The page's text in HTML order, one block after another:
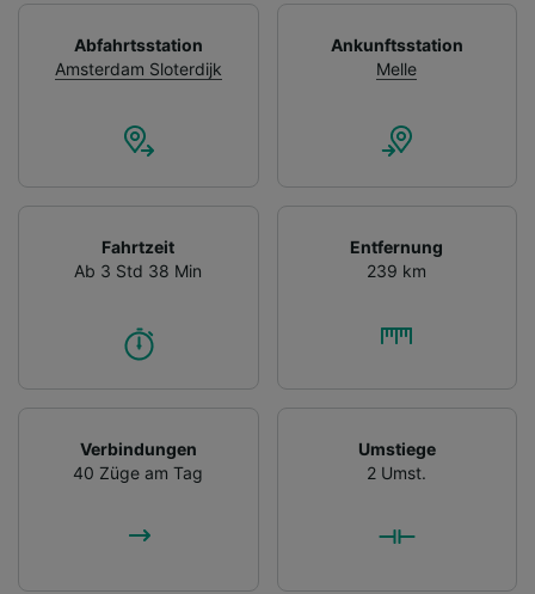
Abfahrtsstation
Amsterdam Sloterdijk
Ankunftsstation
Melle
Fahrtzeit
Ab 3 Std 38 Min
Entfernung
239 km
Verbindungen
40 Züge am Tag
Umstiege
2 Umst.